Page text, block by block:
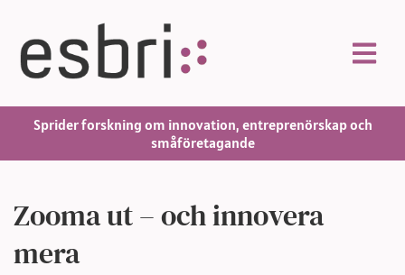
Sprider forskning om innovation, entreprenörskap och
småföretagande
Zooma ut – och innovera
mera